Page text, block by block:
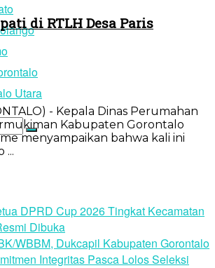
Utara
di RTLH Desa Paris
- Kepala Dinas Perumahan
Kabupaten Gorontalo
menyampaikan bahwa kali ini
...
DPRD Cup 2026 Tingkat Kecamatan
Dibuka
WBBM, Dukcapil Kabupaten Gorontalo
Integritas Pasca Lolos Seleksi